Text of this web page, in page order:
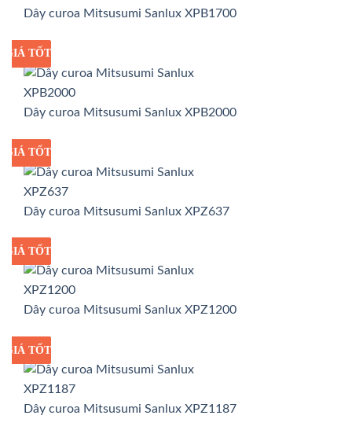
Dây curoa Mitsusumi Sanlux XPB1700
GIÁ SỈ
GIÁ TỐT
Dây curoa Mitsusumi Sanlux XPB2000
GIÁ SỈ
GIÁ TỐT
Dây curoa Mitsusumi Sanlux XPZ637
GIÁ SỈ
GIÁ TỐT
Dây curoa Mitsusumi Sanlux XPZ1200
GIÁ SỈ
GIÁ TỐT
Dây curoa Mitsusumi Sanlux XPZ1187